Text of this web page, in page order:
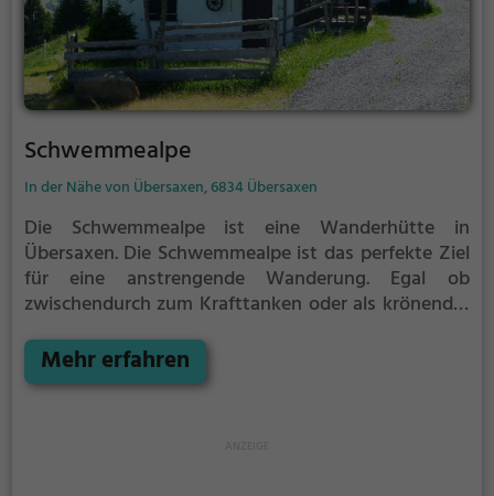
Schwemmealpe
In der Nähe von Übersaxen, 6834 Übersaxen
Die Schwemmealpe ist eine Wanderhütte in
Übersaxen. Die Schwemmealpe ist das perfekte Ziel
für eine anstrengende Wanderung. Egal ob
zwischendurch zum Krafttanken oder als krönender
Mehr erfahren